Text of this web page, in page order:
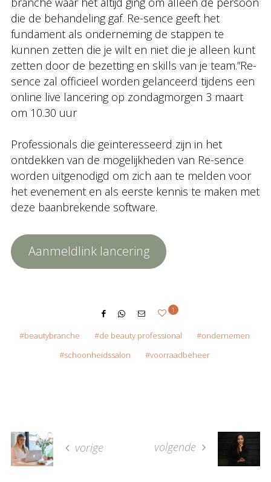
die de behandeling gaf. Re-sence geeft het
fundament als onderneming de stappen te
kunnen zetten die je wilt en niet die je alleen kunt
zetten door de bezetting en skills van je team.”Re-
sence zal officieel worden gelanceerd tijdens een
online live lancering op zondagmorgen 3 maart
om 10.30 uur
Professionals die geïnteresseerd zijn in het
ontdekken van de mogelijkheden van Re-sence
worden uitgenodigd om zich aan te melden voor
het evenement en als eerste kennis te maken met
deze baanbrekende software.
Aanmeldlink lancering
1
beautybranche de beauty professional
ondernemen
schoonheidssalon
voorraadbeheer
vorige volgende